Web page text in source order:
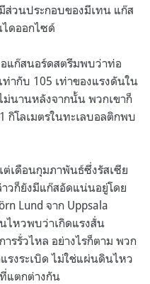
ส่วนประกอบของมีเทน แก๊ส
ไดออกไซด์
แก๊สนอร์ดสตรีมพบว่าท่อ
ากับ 105 เท่าของแรงดันใน
ม่นานหลังจากนั้น พวกเขาก็
กิโลเมตรในทะเลบอลติกพบ
ต่เดือนกุมภาพันธ์ซึ่งรัสเซีย
วก็ยังมีแก๊สอัดแน่นอยู่โดย
Lund จาก Uppsala
ไหวพบว่าเกิดแรงสั่น
รรั่วไหล อย่างไรก็ตาม พวก
รงระเบิด ไม่ใช่แผ่นดินไหว
แตกต่างกัน